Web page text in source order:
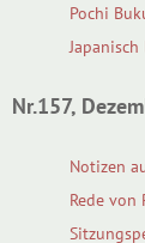
Pochi
Nr.157,
Notizen
Rede